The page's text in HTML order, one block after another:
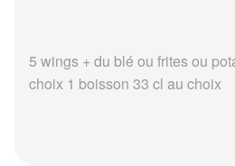
5 wings + du blé ou frites ou
choix 1 boisson 33 cl au choix